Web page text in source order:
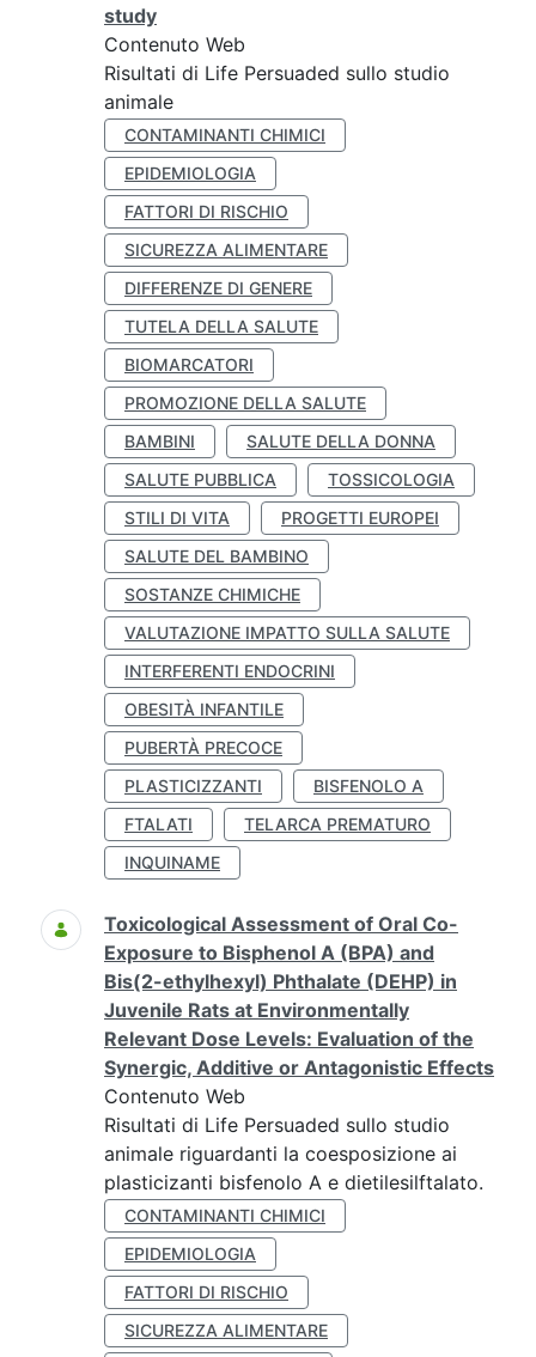
study
Contenuto Web
Risultati di Life Persuaded sullo studio
animale
CONTAMINANTI CHIMICI
EPIDEMIOLOGIA
FATTORI DI RISCHIO
SICUREZZA ALIMENTARE
DIFFERENZE DI GENERE
TUTELA DELLA SALUTE
BIOMARCATORI
PROMOZIONE DELLA SALUTE
BAMBINI
SALUTE DELLA DONNA
SALUTE PUBBLICA
TOSSICOLOGIA
STILI DI VITA
PROGETTI EUROPEI
SALUTE DEL BAMBINO
SOSTANZE CHIMICHE
VALUTAZIONE IMPATTO SULLA SALUTE
INTERFERENTI ENDOCRINI
OBESITÀ INFANTILE
PUBERTÀ PRECOCE
PLASTICIZZANTI
BISFENOLO A
FTALATI
TELARCA PREMATURO
INQUINAME
Toxicological Assessment of Oral Co-
Exposure to Bisphenol A (BPA) and
Bis(2-ethylhexyl) Phthalate (DEHP) in
Juvenile Rats at Environmentally
Relevant Dose Levels: Evaluation of the
Synergic, Additive or Antagonistic Effects
Contenuto Web
Risultati di Life Persuaded sullo studio
animale riguardanti la coesposizione ai
plasticizanti bisfenolo A e dietilesilftalato.
CONTAMINANTI CHIMICI
EPIDEMIOLOGIA
FATTORI DI RISCHIO
SICUREZZA ALIMENTARE